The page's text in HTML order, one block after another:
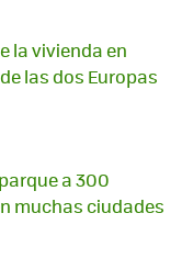
la vivienda en
las dos Europas
a 300
muchas ciudades